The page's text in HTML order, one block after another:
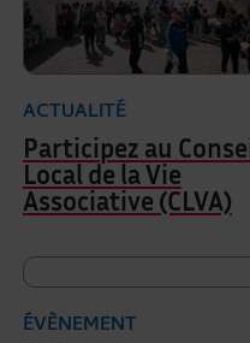
ACTUALITÉ
Participez au
Local de la Vie
Associative (CLVA)
ÉVÈNEMENT